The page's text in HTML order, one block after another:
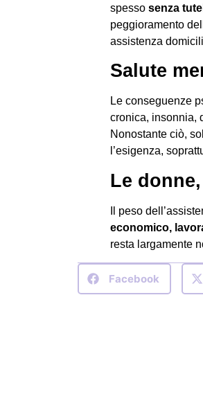
spesso senza
peggioramento
assistenza
Salute
Le conseguenze
cronica, insonnia,
Nonostante ciò,
l’esigenza,
Le
Il peso
economico,
resta largamente
Facebook